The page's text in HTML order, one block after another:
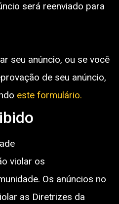
será reenviado para
seu anúncio, ou se você
de seu anúncio,
este formulário.
violar os
Os anúncios no
as Diretrizes da